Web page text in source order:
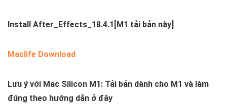
Install After_Effects_18.4.1 [M1 tải bản này]
Maclife Download
Lưu ý với Mac Silicon M1: Tải bản dành cho M1 và làm
đúng theo hướng dẫn ở đây